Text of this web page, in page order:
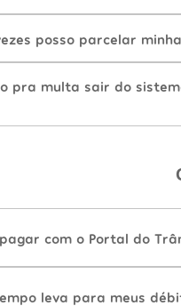
posso parcelar
pra multa sair do
com o Portal do
leva para meus